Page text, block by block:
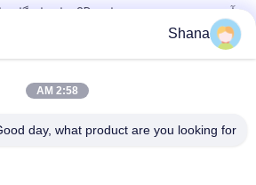
صفحه نمایش لمسی تعاملی
کف ایستاده DIY Smart Mirror Touch Screen اندروید یا ویندوز
43" 55" 65" ورزش تناسب اندام آینه
Shana
2:58 AM
day, what product are you looking for?